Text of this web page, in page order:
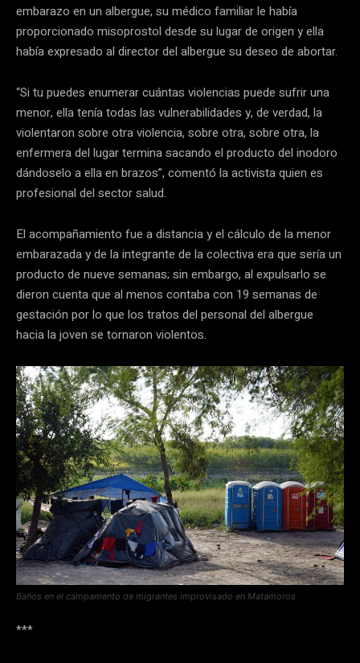
embarazo en un albergue, su médico familiar le había
proporcionado misoprostol desde su lugar de origen y ella
había expresado al director del albergue su deseo de abortar.
“Si tu puedes enumerar cuántas violencias puede sufrir una
menor, ella tenía todas las vulnerabilidades y, de verdad, la
violentaron sobre otra violencia, sobre otra, sobre otra, la
enfermera del lugar termina sacando el producto del inodoro
dándoselo a ella en brazos”, comentó la activista quien es
profesional del sector salud.
El acompañamiento fue a distancia y el cálculo de la menor
embarazada y de la integrante de la colectiva era que sería un
producto de nueve semanas; sin embargo, al expulsarlo se
dieron cuenta que al menos contaba con 19 semanas de
gestación por lo que los tratos del personal del albergue
hacia la joven se tornaron violentos.
Baños en el campamento de migrantes improvisado en Matamoros
***